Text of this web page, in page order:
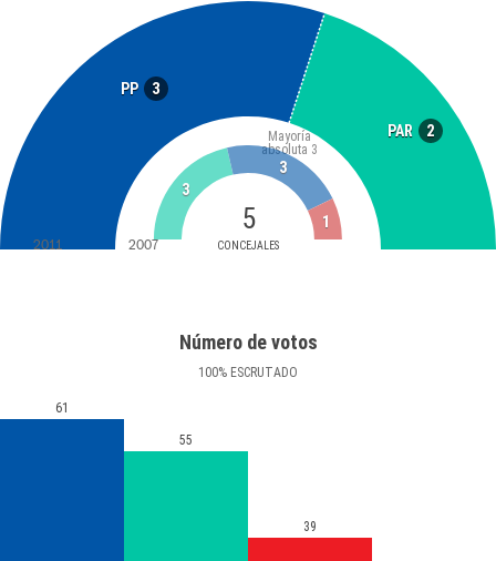
PP 3
PAR 2
5
CONCEJALES
Mayoría
absoluta 3
3
3
1
2011 2007
Número de votos
100% ESCRUTADO
61
55
39